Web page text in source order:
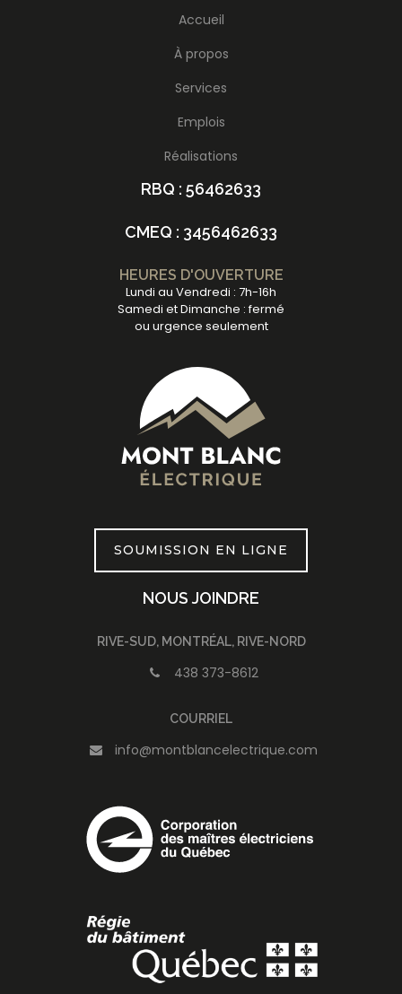
Accueil
À propos
Services
Emplois
Réalisations
RBQ : 56462633
CMEQ : 3456462633
HEURES D'OUVERTURE
Lundi au Vendredi : 7h-16h
Samedi et Dimanche : fermé
ou urgence seulement
SOUMISSION EN LIGNE
NOUS JOINDRE
RIVE-SUD, MONTRÉAL, RIVE-NORD
438 373-8612
COURRIEL
info@montblancelectrique.com